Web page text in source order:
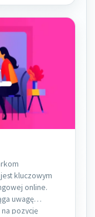
kluczowym
online.
uwagę
pozycję